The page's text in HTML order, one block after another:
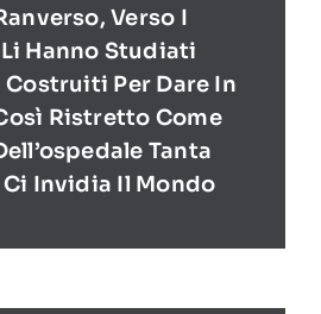
Verso I
Hanno Studiati
Per Dare In
Ristretto Come
Tanta
Ci Invidia Il Mondo